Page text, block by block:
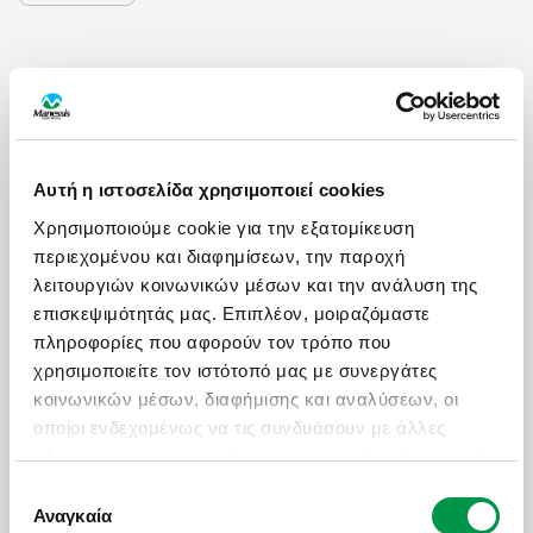
Αυτή η ιστοσελίδα χρησιμοποιεί cookies
Χρησιμοποιούμε cookie για την εξατομίκευση
περιεχομένου και διαφημίσεων, την παροχή
λειτουργιών κοινωνικών μέσων και την ανάλυση της
επισκεψιμότητάς μας. Επιπλέον, μοιραζόμαστε
πληροφορίες που αφορούν τον τρόπο που
χρησιμοποιείτε τον ιστότοπό μας με συνεργάτες
κοινωνικών μέσων, διαφήμισης και αναλύσεων, οι
οποίοι ενδεχομένως να τις συνδυάσουν με άλλες
πληροφορίες που τους έχετε παραχωρήσει ή τις οποίες
χρήση των υπηρεσιών τους.
συγκατάθεσης
Αναγκαία
ΩΡΕΣ ΛΕΙΤΟΥΡΓΙΑΣ
Δευ - Παρ: 09:00 με 18:30
Σάββατο: 09:00 με 17:30
ΧΡΗΣΙΜΑ LINKS
Πολιτική Ποιότητας
Ασφαλιστικές Καλύψεις